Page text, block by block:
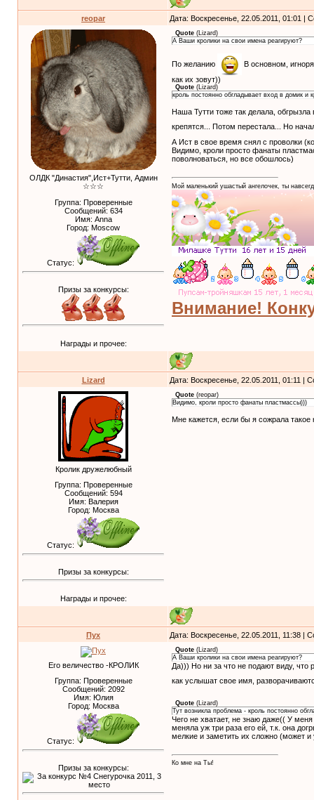
reopar Дата: Воскресенье, 22.05.2011, 01:01 |
ОЛДК "Династия",Ист+Тутти, Админ
☆☆☆
Группа: Проверенные
Сообщений: 634
Имя: Anna
Город: Moscow
Статус:
Призы за конкурсы:
Награды и прочее:
Quote (Lizard)
А Ваши кролики на свои имена реагируют?
По желанию
В основном,
как их зовут))
Quote (Lizard)
кроль постоянно обгладывает вход в домик и
Наша Тутти тоже так делала, обгрызла
крепятся... Потом перестала... Но
А Ист в свое время снял с проволки
Видимо, кроли просто фанаты
поволноваться, но все обошлось)
Мой маленький ушастый ангелочек, ты
Внимание!
Lizard Дата: Воскресенье, 22.05.2011, 01:11 |
Кролик дружелюбный
Группа: Проверенные
Сообщений: 594
Имя: Валерия
Город: Москва
Статус:
Призы за конкурсы:
Награды и прочее:
Quote (reopar)
Видимо, кроли просто фанаты пластмассы)))
Мне кажется, если бы я сожрала такое
Пух Дата: Воскресенье, 22.05.2011, 11:38 |
Его величество -КРОЛИК
Группа: Проверенные
Сообщений: 2092
Имя: Юлия
Город: Москва
Статус:
Призы за конкурсы:
Quote (Lizard)
А Ваши кролики на свои имена реагируют?
Да))) Но ни за что не подают виду, что
как услышат свое имя,
Quote ( Lizard)
Тут возникла проблема - кроль постоянно
Чего не хватает, не знаю даже(( У
меняла уж три раза его ей, т.к. она
мелкие и заметить их сложно (может и
Ко мне на Ты!